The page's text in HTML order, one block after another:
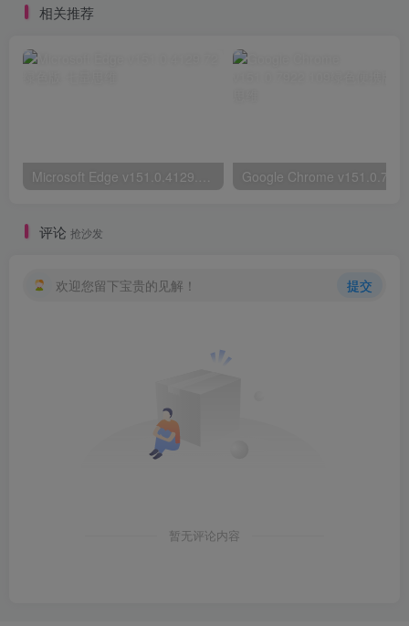
相关推荐
评论 抢沙发
欢迎您留下宝贵的见解！ 提交
暂无评论内容